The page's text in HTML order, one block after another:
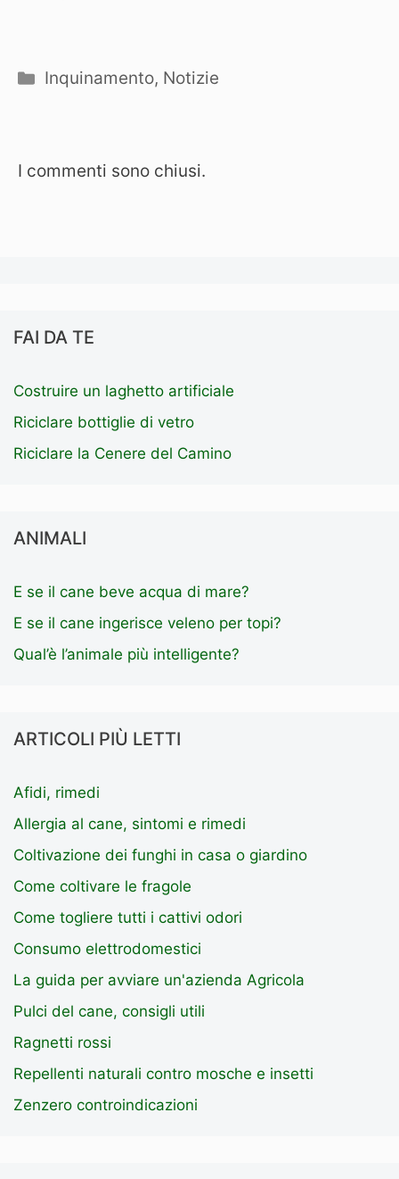
Categorie
Inquinamento, Notizie
I commenti sono chiusi.
FAI DA TE
Costruire un laghetto artificiale
Riciclare bottiglie di vetro
Riciclare la Cenere del Camino
ANIMALI
E se il cane beve acqua di mare?
E se il cane ingerisce veleno per topi?
Qual’è l’animale più intelligente?
ARTICOLI PIÙ LETTI
Afidi, rimedi
Allergia al cane, sintomi e rimedi
Coltivazione dei funghi in casa o giardino
Come coltivare le fragole
Come togliere tutti i cattivi odori
Consumo elettrodomestici
La guida per avviare un'azienda Agricola
Pulci del cane, consigli utili
Ragnetti rossi
Repellenti naturali contro mosche e insetti
Zenzero controindicazioni